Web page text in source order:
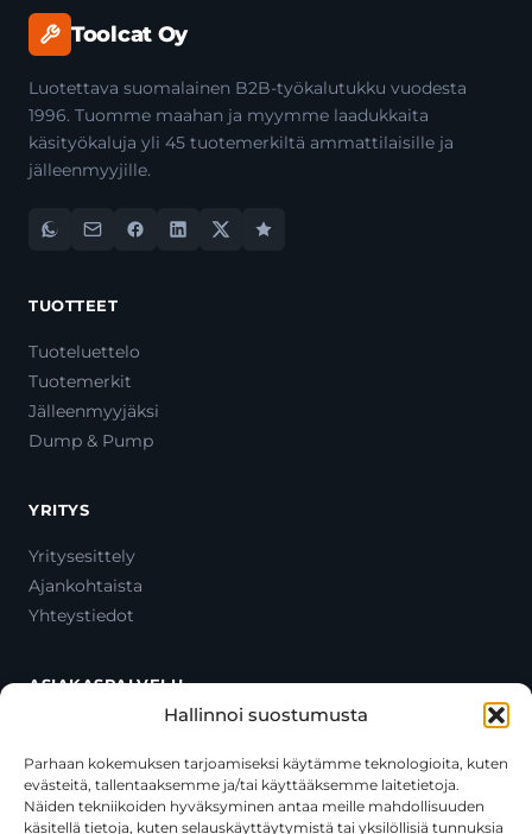
Hallinnoi suostumusta
Parhaan kokemuksen tarjoamiseksi käytämme teknologioita, kuten
evästeitä, tallentaaksemme ja/tai käyttääksemme laitetietoja.
Näiden tekniikoiden hyväksyminen antaa meille mahdollisuuden
käsitellä tietoja, kuten selauskäyttäytymistä tai yksilöllisiä tunnuksia
Toolcat Oy
Luotettava suomalainen B2B-työkalutukku vuodesta
1996. Tuomme maahan ja myymme laadukkaita
käsityökaluja yli 45 tuotemerkiltä ammattilaisille ja
jälleenmyyjille.
TUOTTEET
Tuoteluettelo
Tuotemerkit
Jälleenmyyjäksi
Dump & Pump
YRITYS
Yritysesittely
Ajankohtaista
Yhteystiedot
ASIAKASPALVELU
Oma tili
Maksutavat
Toimitustavat